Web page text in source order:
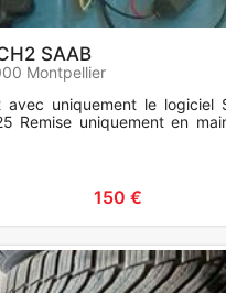
SAAB
Montpellier
avec uniquement le logiciel
Remise uniquement en
150 €